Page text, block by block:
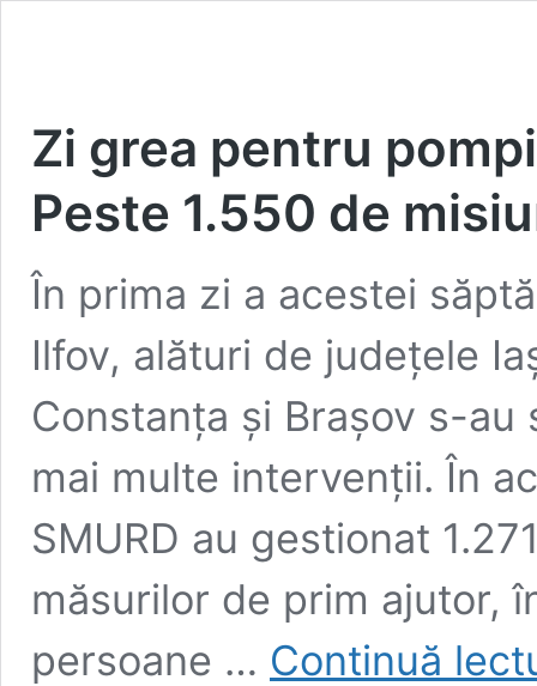
Zi grea pentru
Peste 1.550 de
În prima zi a acestei
Ilfov, alături de județele
Constanța și Brașov s-
mai multe intervenții. În
SMURD au gestionat
măsurilor de prim ajutor,
persoane … Continuă